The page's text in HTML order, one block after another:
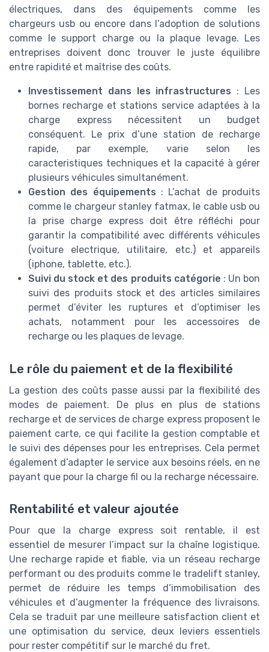
électriques, dans des équipements comme les
chargeurs usb ou encore dans l’adoption de solutions
comme le support charge ou la plaque levage. Les
entreprises doivent donc trouver le juste équilibre
entre rapidité et maîtrise des coûts.
Investissement dans les infrastructures : Les
bornes recharge et stations service adaptées à la
charge express nécessitent un budget
conséquent. Le prix d’une station de recharge
rapide, par exemple, varie selon les
caracteristiques techniques et la capacité à gérer
plusieurs véhicules simultanément.
Gestion des équipements : L’achat de produits
comme le chargeur stanley fatmax, le cable usb ou
la prise charge express doit être réfléchi pour
garantir la compatibilité avec différents véhicules
(voiture electrique, utilitaire, etc.) et appareils
(iphone, tablette, etc.).
Suivi du stock et des produits catégorie : Un bon
suivi des produits stock et des articles similaires
permet d’éviter les ruptures et d’optimiser les
achats, notamment pour les accessoires de
recharge ou les plaques de levage.
Le rôle du paiement et de la flexibilité
La gestion des coûts passe aussi par la flexibilité des
modes de paiement. De plus en plus de stations
recharge et de services de charge express proposent le
paiement carte, ce qui facilite la gestion comptable et
le suivi des dépenses pour les entreprises. Cela permet
également d’adapter le service aux besoins réels, en ne
payant que pour la charge fil ou la recharge nécessaire.
Rentabilité et valeur ajoutée
Pour que la charge express soit rentable, il est
essentiel de mesurer l’impact sur la chaîne logistique.
Une recharge rapide et fiable, via un réseau recharge
performant ou des produits comme le tradelift stanley,
permet de réduire les temps d’immobilisation des
véhicules et d’augmenter la fréquence des livraisons.
Cela se traduit par une meilleure satisfaction client et
une optimisation du service, deux leviers essentiels
pour rester compétitif sur le marché du fret.